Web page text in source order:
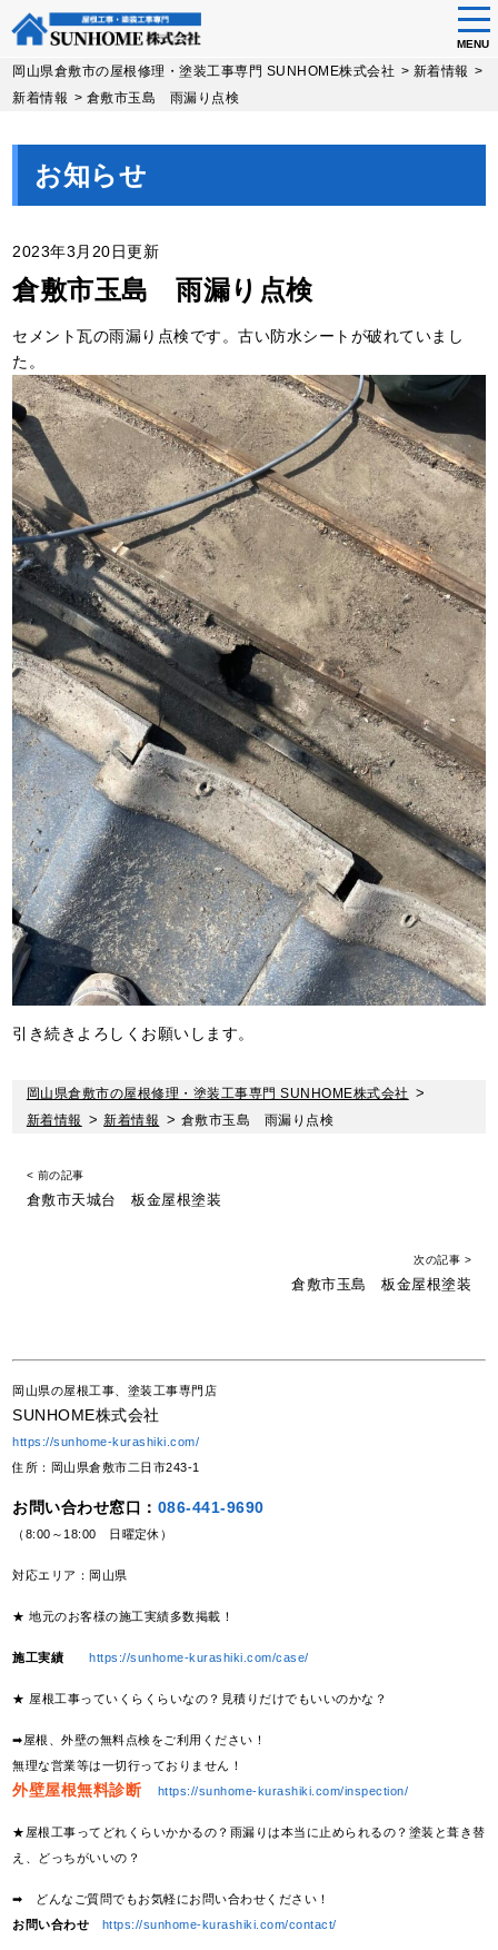
Skip
MENU
岡山県倉敷市の屋根修理・塗装工事専門 SUNHOME株式会社 > 新着情報 >
新着情報 > 倉敷市玉島 雨漏り点検
お知らせ
2023年3月20日更新
倉敷市玉島 雨漏り点検
セメント瓦の雨漏り点検です。古い防水シートが破れていまし
た。
引き続きよろしくお願いします。
岡山県倉敷市の屋根修理・塗装工事専門 SUNHOME株式会社 >
新着情報 >新着情報 > 倉敷市玉島 雨漏り点検
< 前の記事
倉敷市天城台 板金屋根塗装
次の記事 >
倉敷市玉島 板金屋根塗装
岡山県の屋根工事、塗装工事専門店
SUNHOME株式会社
https://sunhome-kurashiki.com/
住所：岡山県倉敷市二日市243-1
お問い合わせ窓口： 086-441-9690
（8:00～18:00 日曜定休）
対応エリア：岡山県
★ 地元のお客様の施工実績多数掲載！
施工実績 https://sunhome-kurashiki.com/case/
★ 屋根工事っていくらくらいなの？見積りだけでもいいのかな？
➡屋根、外壁の無料点検をご利用ください！
無理な営業等は一切行っておりません！
外壁屋根無料診断 https://sunhome-kurashiki.com/inspection/
★屋根工事ってどれくらいかかるの？雨漏りは本当に止められるの？塗装と葺き替
え、どっちがいいの？
➡ どんなご質問でもお気軽にお問い合わせください！
お問い合わせ
https://sunhome-kurashiki.com/contact/